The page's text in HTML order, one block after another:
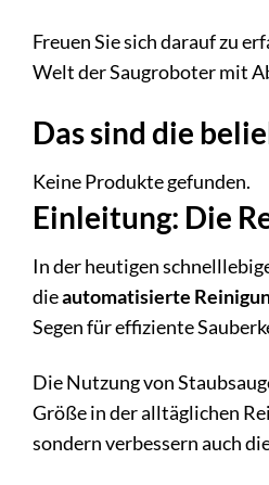
Freuen Sie sich darauf zu
Welt der Saugroboter mit
Das sind die
Keine Produkte gefunden.
Einleitung: Die
In der heutigen
dieautomatisierte
Segen für effiziente
Die Nutzung von
Größe in der alltäglichen
sondern verbessern auch